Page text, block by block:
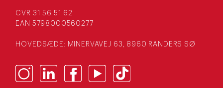
CVR 31 56 51 62
EAN 5798000560277
HOVEDSÆDE: MINERVAVEJ 63, 8960 RANDERS SØ